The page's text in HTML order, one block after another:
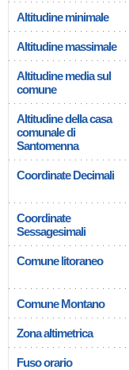
Altitudine minimale
Altitudine massimale
Altitudine media sul
comune
Altitudine della casa
comunale di
Santomenna
Coordinate Decimali
Coordinate
Sessagesimali
Comune litoraneo
Comune Montano
Zona altimetrica
Fuso orario